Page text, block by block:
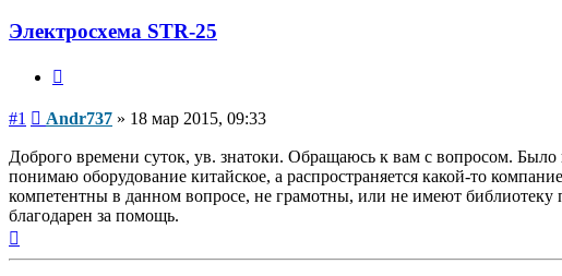
Электросхема STR-25
#1 Сообщение
Andr737 » 18 мар 2015, 09:33
Доброго времени суток, ув. знатоки. Обращаюсь к вам с вопросом.
понимаю оборудование китайское, а распространяется какой-то
компетентны в данном вопросе, не грамотны, или не имеют библиотеку
благодарен за помощь.